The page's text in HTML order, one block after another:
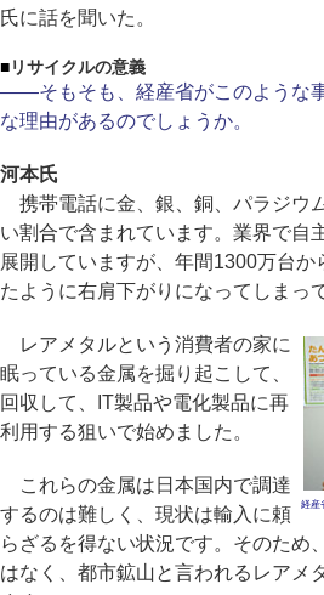
氏に話を聞いた。
■リサイクルの意義
――そもそも、経産省がこのような
な理由があるのでしょうか。
河本氏
携帯電話に金、銀、銅、パラジウ
い割合で含まれています。業界で自
展開していますが、年間1300万台か
たように右肩下がりになってしまっ
経産
レアメタルという消費者の家に
眠っている金属を掘り起こして、
回収して、IT製品や電化製品に再
利用する狙いで始めました。
これらの金属は日本国内で調達
するのは難しく、現状は輸入に頼
らざるを得ない状況です。そのため
はなく、都市鉱山と言われるレアメ